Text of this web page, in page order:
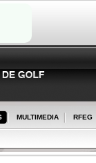
MULTIMEDIA RFEG